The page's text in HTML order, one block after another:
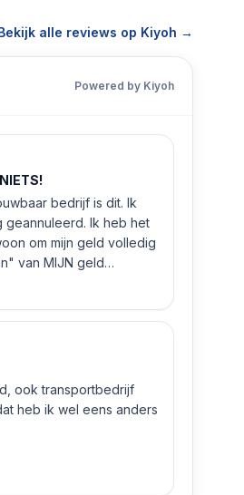
alle reviews op Kiyoh →
Powered by Kiyoh
bedrijf is dit. Ik
Ik heb het
om mijn geld volledig
van MIJN geld
ook transportbedrijf
heb ik wel eens anders